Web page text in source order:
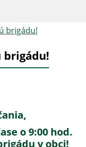
brigádu!
brigádu!
o 9:00 hod.
v obci!